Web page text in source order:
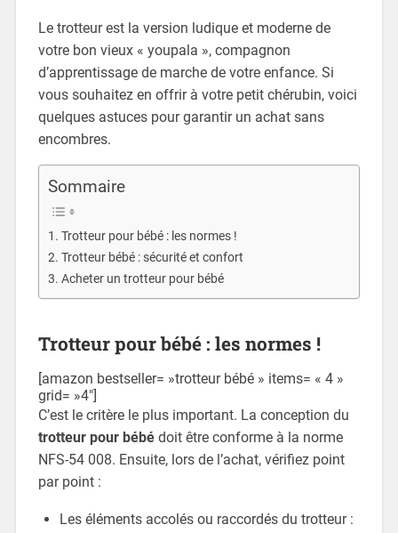
Le trotteur est la version ludique et moderne de
votre bon vieux « youpala », compagnon
d’apprentissage de marche de votre enfance. Si
vous souhaitez en offrir à votre petit chérubin, voici
quelques astuces pour garantir un achat sans
encombres.
Sommaire
Trotteur pour bébé : les normes !
Trotteur bébé : sécurité et confort
Acheter un trotteur pour bébé
Trotteur pour bébé : les normes !
[amazon bestseller= »trotteur bébé » items= « 4 »
grid= »4″]
C’est le critère le plus important. La conception du
trotteur pour bébédoit être conforme à la norme
NFS-54 008. Ensuite, lors de l’achat, vérifiez point
par point :
Les éléments accolés ou raccordés du trotteur :